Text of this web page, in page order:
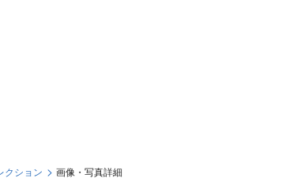
クション 画像・写真詳細